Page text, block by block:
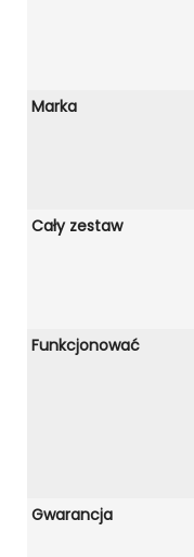
Marka
Cały zestaw
Funkcjonować
Gwarancja